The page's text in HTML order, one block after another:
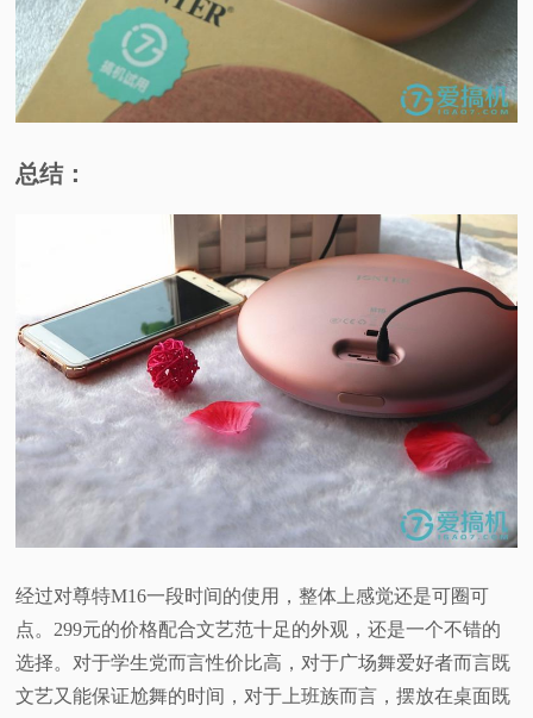
总结：
经过对尊特M16一段时间的使用，整体上感觉还是可圈可
点。299元的价格配合文艺范十足的外观，还是一个不错的
选择。对于学生党而言性价比高，对于广场舞爱好者而言既
文艺又能保证尬舞的时间，对于上班族而言，摆放在桌面既